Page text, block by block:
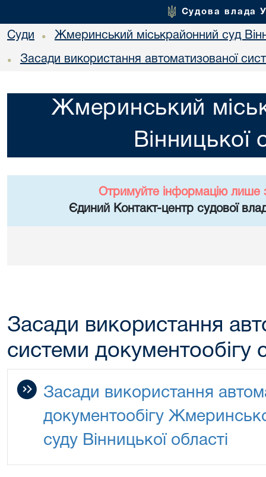
Судова влада
Суди • Жмеринський міськрайонний суд
• Засади використання автоматизованої
Жмеринський
Вінницької
Отримуйте інформацію лише
Єдиний Контакт-центр судової
Засади використання
системи документообігу
Засади використання
документообігу
суду Вінницької області